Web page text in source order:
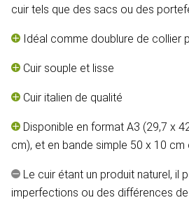
cuir tels que des sacs ou des
Idéal comme doublure de collier
Cuir souple et lisse
Cuir italien de qualité
Disponible en format A3 (29,7 x
cm), et en bande simple 50 x 10 cm
Le cuir étant un produit naturel, il
imperfections ou des différences